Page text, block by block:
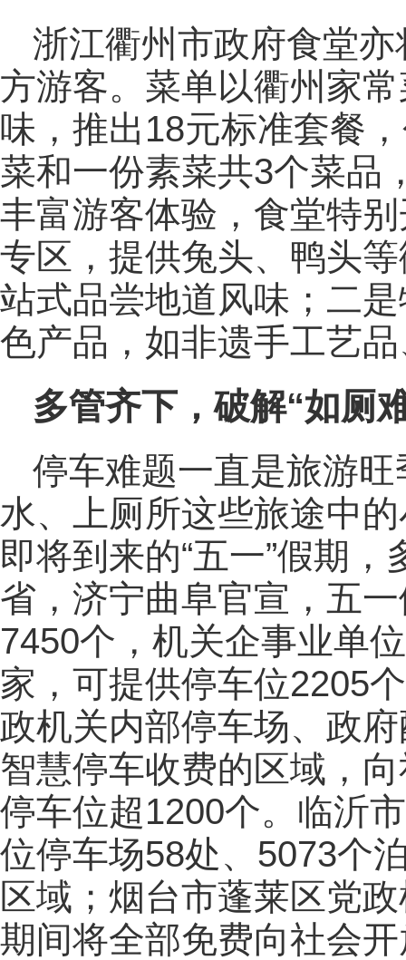
浙江衢州市政府食堂
方游客。菜单以衢州家
味，推出18元标准套餐
菜和一份素菜共3个菜品
丰富游客体验，食堂特
专区，提供兔头、鸭头
站式品尝地道风味；二
色产品，如非遗手工艺
多管齐下，破解“如厕
停车难题一直是旅游
水、上厕所这些旅途中
即将到来的“五一”假期
省，济宁曲阜官宣，五
7450个，机关企事业单
家，可提供停车位2205
政机关内部停车场、政
智慧停车收费的区域，
停车位超1200个。临沂
位停车场58处、5073个
区域；烟台市蓬莱区党
期间将全部免费向社会